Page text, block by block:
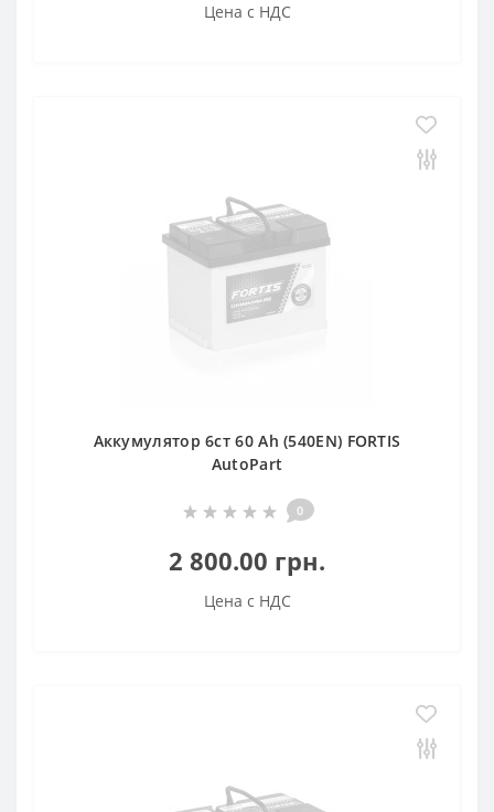
Цена с НДС
Аккумулятор 6ст 60 Аh (540EN) FORTIS
AutoPart
0
2 800.00 грн.
Цена с НДС